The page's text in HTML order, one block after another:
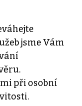
jsme Vám
při osobní